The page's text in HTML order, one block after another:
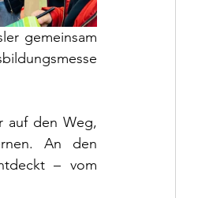
gemeinsam
auf den Weg,
An den